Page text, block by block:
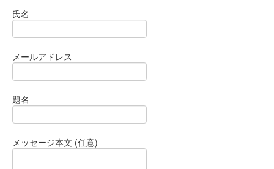
氏名
メールアドレス
題名
メッセージ本文 (任意)